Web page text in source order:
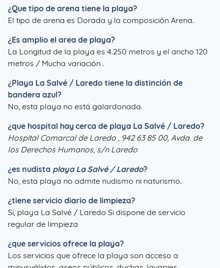
¿Que tipo de arena tiene la playa?
El tipo de arena es Dorada y la composición Arena.
¿Es amplio el area de playa?
La Longitud de la playa es 4.250 metros y el ancho 120
metros / Mucha variación .
¿Playa La Salvé / Laredo tiene la distinción de
bandera azul?
No, esta playa no está galardonada.
¿que hospital hay cerca de playa La Salvé / Laredo?
Hospital Comarcal de Laredo , 942 63 85 00, Avda. de
los Derechos Humanos, s/n Laredo
¿es nudista playa La Salvé / Laredo?
No, esta playa no admite nudismo ni naturismo.
¿tiene servicio diario de limpieza?
Si, playa La Salvé / Laredo Si dispone de servicio
regular de limpieza
¿que servicios ofrece la playa?
Los servicios que ofrece la playa son acceso a